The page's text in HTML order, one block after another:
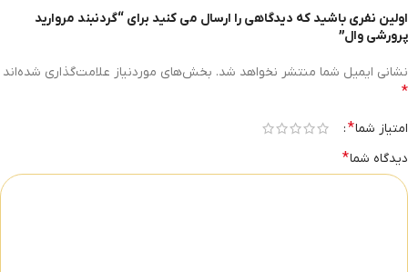
اولین نفری باشید که دیدگاهی را ارسال می کنید برای “گردنبند مروارید
پرورشی وال”
نشانی ایمیل شما منتشر نخواهد شد. بخش‌های موردنیاز علامت‌گذاری شده‌اند
*
امتیاز شما*
دیدگاه شما*